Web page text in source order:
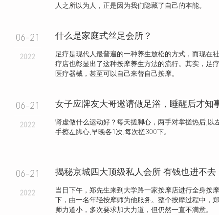
人之所以为人，正是因为我们隐藏了自己的本能。
06-21
2022
什么是家庭式丝足会所？
足疗是现代人最普遍的一种养生放松的方式，而现在
疗店也彰显出了这种按摩养生方法的流行。其实，足
医疗器械，甚至可以自己来替自己按摩。
06-21
2022
肾虚做什么运动好？每天搓脚心，两手对掌搓热后,以
手擦左脚心,早晚各1次,每次搓300下。
06-21
2022
揭秘京城四大顶级私人会所 有钱也进不去
当日下午，郑先生来到大学路一家按摩店进行全身按
下，由一名年轻按摩师为他服务。整个按摩过程中，
师力道小，多次要求加大力道，但仍然一直不满意。